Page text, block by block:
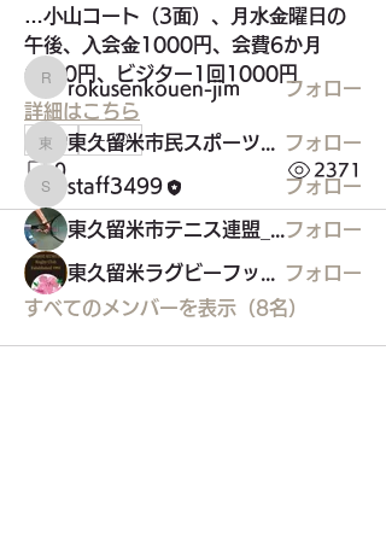
…⼩⼭コート（3⾯）、⽉⽔⾦曜⽇の
午後、⼊会⾦1000円、会費6か⽉
6000円、ビジター1回1000円
詳細はこちら
0
0 2371
メンバー
rokusenkouen-jim
rokusenkouen-jim フォロー
東久留米市民スポーツウエルネス吹矢
フォロー
staff3499
staff3499 フォロー
フォロー
フォロー
すべてのメンバーを表示（8名）